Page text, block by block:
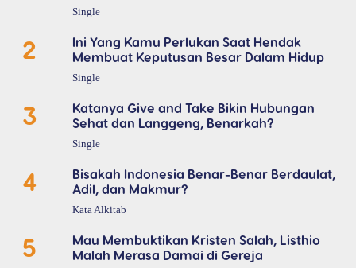
Single
2
Ini Yang Kamu Perlukan Saat Hendak
Membuat Keputusan Besar Dalam Hidup
Single
3
Katanya Give and Take Bikin Hubungan
Sehat dan Langgeng, Benarkah?
Single
4
Bisakah Indonesia Benar-Benar Berdaulat,
Adil, dan Makmur?
Kata Alkitab
5
Mau Membuktikan Kristen Salah, Listhio
Malah Merasa Damai di Gereja